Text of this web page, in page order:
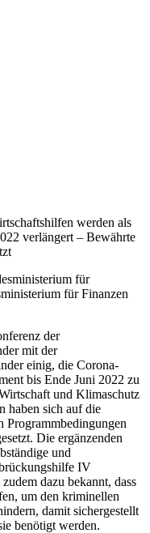
werden als
verlängert – Bewährte
für
für Finanzen
der
mit der
einig, die Corona-
bis Ende Juni 2022 zu
und Klimaschutz
haben sich auf die
Programmbedingungen
Die ergänzenden
und
IV
dazu bekannt, dass
um den kriminellen
damit sichergestellt
benötigt werden.